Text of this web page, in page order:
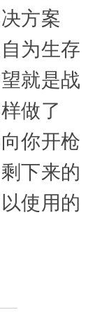
方案
为生存
就是战
做了
你开枪
下来的
使用的